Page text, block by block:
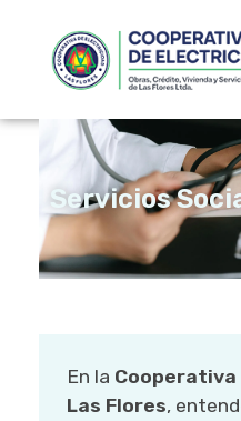
Servicios
En la Cooperativa
Las Flores,